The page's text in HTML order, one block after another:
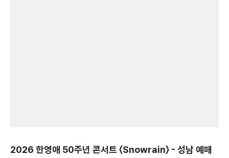
2026 한영애 50주년 콘서트 〈Snowrain〉 - 성남 예매